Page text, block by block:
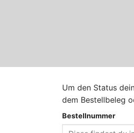
Um den Status
dem Bestellbeleg
Bestellnummer